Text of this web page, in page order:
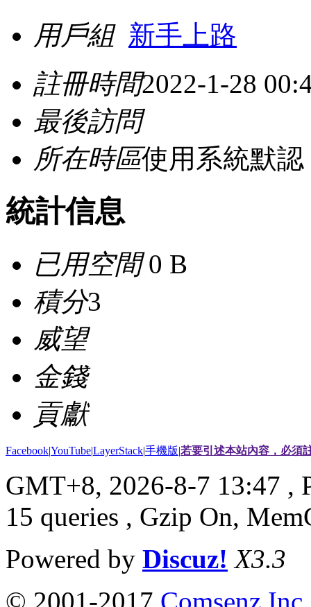
用戶組 新手上路
註冊時間2022-1-28
最後訪問
所在時區使用系統默認
統計信息
已用空間0 B
積分3
威望
金錢
貢獻
Facebook|YouTube|LayerStack|手機版|若要引述本站內容，必須
GMT+8, 2026-8-7 13:47 ,
15 queries , Gzip On,
Powered by Discuz! X3.3